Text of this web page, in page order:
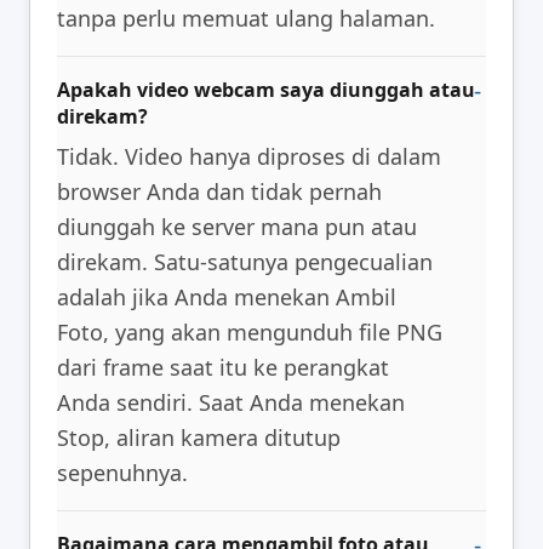
tanpa perlu memuat ulang halaman.
Apakah video webcam saya diunggah atau
direkam?
Tidak. Video hanya diproses di dalam
browser Anda dan tidak pernah
diunggah ke server mana pun atau
direkam. Satu-satunya pengecualian
adalah jika Anda menekan Ambil
Foto, yang akan mengunduh file PNG
dari frame saat itu ke perangkat
Anda sendiri. Saat Anda menekan
Stop, aliran kamera ditutup
sepenuhnya.